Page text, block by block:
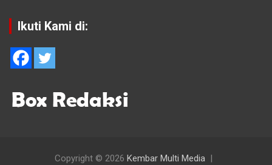
Ikuti Kami di:
Copyright © 2026 Kembar Multi Media